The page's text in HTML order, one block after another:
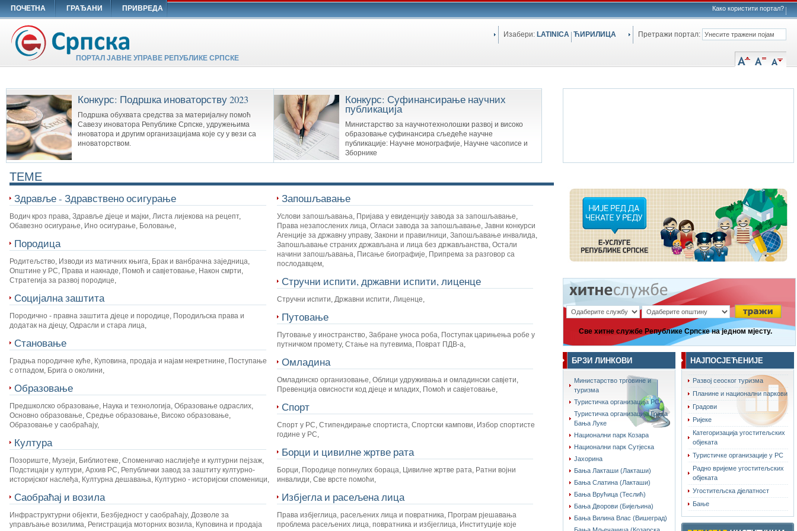
ПОЧЕТНА ГРАЂАНИ ПРИВРЕДА Како користити портал?
ПОРТАЛ ЈАВНЕ УПРАВЕ РЕПУБЛИКЕ СРПСКЕ
Изабери: LATINICA ЋИРИЛИЦА Претражи портал:
Конкурс: Суфинансирање научних
публикација
Министарство за научнотехнолошки развој и високо
образовање суфинансира сљедеће научне
публикације: Научне монографије, Научне часописе и
Зборнике
Конкурс: Подршка иноваторству 2023
Подршка обухвата средства за материјалну помоћ
Савезу иноватора Републике Српске, удружењима
иноватора и другим организацијама које су у вези са
иноваторством.
TEME
Здравље - Здравствено осигурање
Водич кроз права, Здравље дјеце и мајки, Листа лијекова на рецепт,
Обавезно осигурање, Ино осигурање, Боловање,
Породица
Родитељство, Изводи из матичних књига, Брак и ванбрачна заједница,
Општине у РС, Права и накнаде, Помоћ и савјетовање, Након смрти,
Стратегија за развој породице,
Социјална заштита
Породично - правна заштита дјеце и породице, Породиљска права и
додатак на дјецу, Одрасли и стара лица,
Становање
Градња породичне куће, Куповина, продаја и најам некретнине, Поступање
с отпадом, Брига о околини,
Образовање
Предшколско образовање, Наука и технологија, Образовање одраслих,
Основно образовање, Средње образовање, Високо образовање,
Образовање у саобраћају,
Култура
Позориште, Музеји, Библиотеке, Споменичко наслијеђе и културни пејзаж,
Подстицаји у култури, Архив РС, Републички завод за заштиту културно-
историјског наслеђа, Културна дешавања, Културно - историјски споменици,
Саобраћај и возила
Инфраструктурни објекти, Безбједност у саобраћају, Дозволе за
управљање возилима, Регистрација моторних возила, Куповина и продаја
Запошљавање
Услови запошљавања, Пријава у евиденцију завода за запошљавање,
Права незапослених лица, Огласи завода за запошљавање, Јавни конкурси
Агенције за државну управу, Закони и правилници, Запошљавање инвалида,
Запошљавање страних држављана и лица без држављанства, Остали
начини запошљавања, Писање биографије, Припрема за разговор са
послодавцем,
Стручни испити, државни испити, лиценце
Стручни испити, Државни испити, Лиценце,
Путовање
Путовање у иностранство, Забране уноса роба, Поступак царињења робе у
путничком промету, Стање на путевима, Поврат ПДВ-а,
Омладина
Омладинско организовање, Облици удруживања и омладински савјети,
Превенција овисности код дјеце и младих, Помоћ и савјетовање,
Спорт
Спорт у РС, Стипендирање спортиста, Спортски кампови, Избор спортисте
године у РС,
Борци и цивилне жртве рата
Борци, Породице погинулих бораца, Цивилне жртве рата, Ратни војни
инвалиди, Све врсте помоћи,
Избјегла и расељена лица
Права избјеглица, расељених лица и повратника, Програм рјешавања
проблема расељених лица, повратника и избјеглица, Институције које
Све хитне службе Републике Српске на једном мјесту.
БРЗИ ЛИНКОВИ
Министарство трговине и
туризма
Туристичка организација РС
Туристичка организација Града
Бања Луке
Национални парк Козара
Национални парк Сутјеска
Јахорина
Бања Лакташи (Лакташи)
Бања Слатина (Лакташи)
Бања Врућица (Теслић)
Бања Дворови (Бијељина)
Бања Вилина Влас (Вишеград)
НАЈПОСЈЕЋЕНИЈЕ
Развој сеоског туризма
Планине и национални паркови
Градови
Ријеке
Категоризација угоститељских
објеката
Туристичке организације у РС
Радно вријеме угоститељских
објеката
Угоститељска дјелатност
Бање